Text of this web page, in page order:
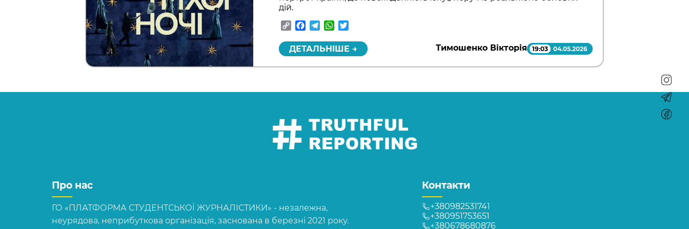
дій.
CopyFacebook
TelegramWhatsApp
ДЕТАЛЬНІШЕ → Тимошенко Вікторія 19:03 04.05.2026
Про нас
ГО «ПЛАТФОРМА СТУДЕНТСЬКОЇ ЖУРНАЛІСТИКИ» - незалежна,
неурядова, неприбуткова організація, заснована в березні 2021 року.
Контакти
+380982531741
+380951753651
+380678680876